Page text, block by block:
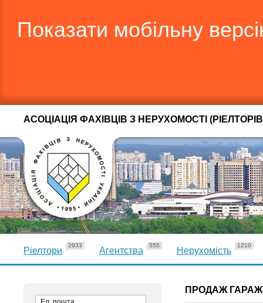
Показати мобільну
АСОЦІАЦІЯ ФАХІВЦІВ З НЕРУХОМОСТІ
Ріелтори
2933
Агентства
555
Нерухомість
1210
ПРОДАЖ